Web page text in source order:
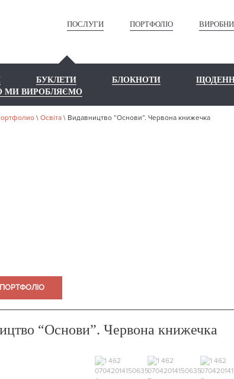
ПОСЛУГИ ПОРТФОЛІО
БУКЛЕТИ БЛОКНОТИ
МИ ВИРОБЛЯЄМО
\ Освіта \ Видавництво “Основи”. Червона книжечка
“Основи”. Червона книжечка